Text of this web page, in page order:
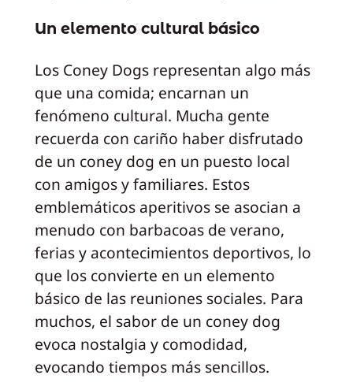
Un elemento cultural básico
Los Coney Dogs representan algo más
que una comida; encarnan un
fenómeno cultural. Mucha gente
recuerda con cariño haber disfrutado
de un coney dog en un puesto local
con amigos y familiares. Estos
emblemáticos aperitivos se asocian a
menudo con barbacoas de verano,
ferias y acontecimientos deportivos, lo
que los convierte en un elemento
básico de las reuniones sociales. Para
muchos, el sabor de un coney dog
evoca nostalgia y comodidad,
evocando tiempos más sencillos.